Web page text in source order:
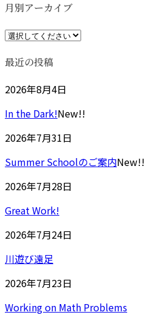
:
月別アーカイブ
最近の投稿
2026年8月4日
In the Dark!New!!
2026年7月31日
Summer Schoolのご案内New!!
2026年7月28日
Great Work!
2026年7月24日
川遊び遠足
2026年7月23日
Working on Math Problems